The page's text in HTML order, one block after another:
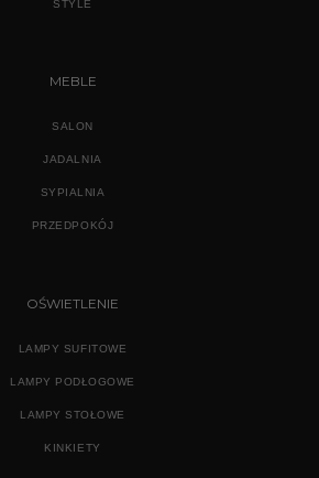
STYLE
MEBLE
SALON
JADALNIA
SYPIALNIA
PRZEDPOKÓJ
OŚWIETLENIE
LAMPY SUFITOWE
LAMPY PODŁOGOWE
LAMPY STOŁOWE
KINKIETY